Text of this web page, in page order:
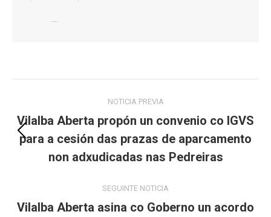
navigation
NOTICIA PREVIA
Previous
post:
Vilalba Aberta propón un convenio co IGVS
para a cesión das prazas de aparcamento
non adxudicadas nas Pedreiras
SEGUINTE NOTICIA
Vilalba Aberta asina co Goberno un acordo